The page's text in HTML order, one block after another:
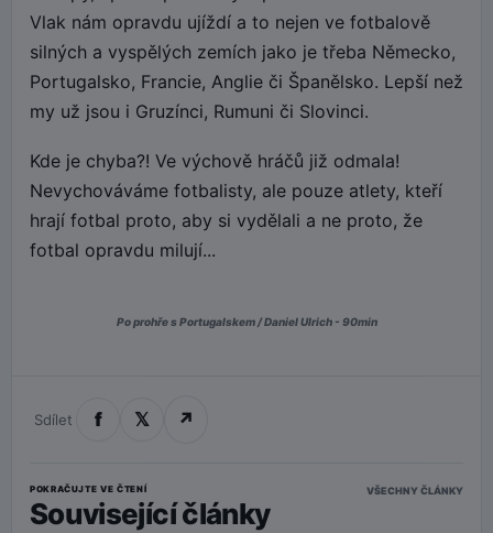
Vlak nám opravdu ujíždí a to nejen ve fotbalově
silných a vyspělých zemích jako je třeba Německo,
Portugalsko, Francie, Anglie či Španělsko. Lepší než
my už jsou i Gruzínci, Rumuni či Slovinci.
Kde je chyba?! Ve výchově hráčů již odmala!
Nevychováváme fotbalisty, ale pouze atlety, kteří
hrají fotbal proto, aby si vydělali a ne proto, že
fotbal opravdu milují...
Po prohře s Portugalskem / Daniel Ulrich - 90min
Sdílet f 𝕏 ↗
POKRAČUJTE VE ČTENÍ
Související články
VŠECHNY ČLÁNKY